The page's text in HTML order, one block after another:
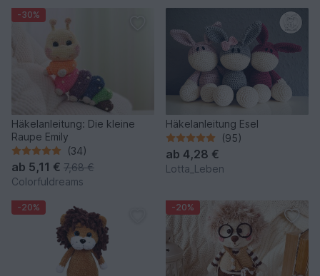
-30%
Häkelanleitung: Die kleine
Raupe Emily
(34)
ab 5,11 € 7,68 €
Colorfuldreams
Häkelanleitung Esel
(95)
ab 4,28 €
Lotta_Leben
-20% -20%